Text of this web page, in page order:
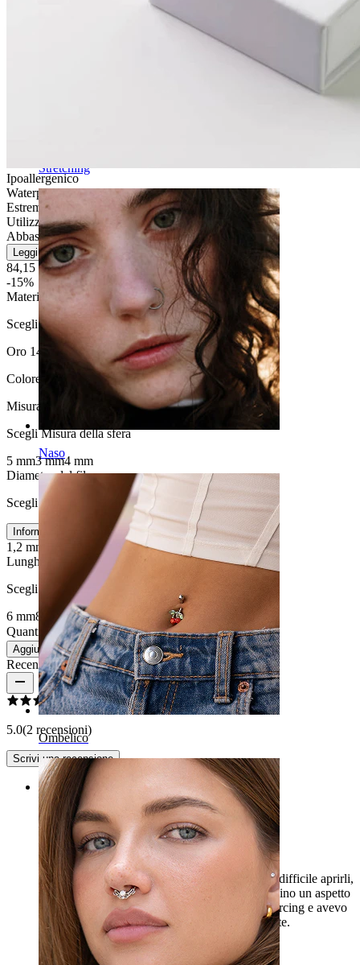
Stretching
Naso
Ombelico
Ipoallergenico
Waterproof
Estremamente durevole
Utilizzo quotidiano
Abbastanza facile
Leggi di più
84,15 €99,00 €
-15%
Materiale
Scegli Materiale
Oro 14K
Oro bianco 14K
Colore:
Misura della sfera
Scegli Misura della sfera
5 mm3 mm4 mm
Diametro del filo:
Scegli Diametro del filo
Informazioni sulla misura
1,2 mm
Lunghezza
Scegli Lunghezza
6 mm8 mm10 mm12 mm 14 mm16 mm
Quantità: 1 Modifica
Aggiungi al carrello
Recensioni del prodotto
5.0(2 recensioni)
Scrivi una recensione
Rating
Mega bene
Ne ho già comprati 6, tutti fantastici e stabili. È difficile aprirli,
ma con una pinza si può fare. In generale è persino un aspetto
positivo, perché ho spesso perso orecchini e piercing e avevo
bisogno di qualcosa che non si aprisse facilmente.
Sofia Acquisto verificato